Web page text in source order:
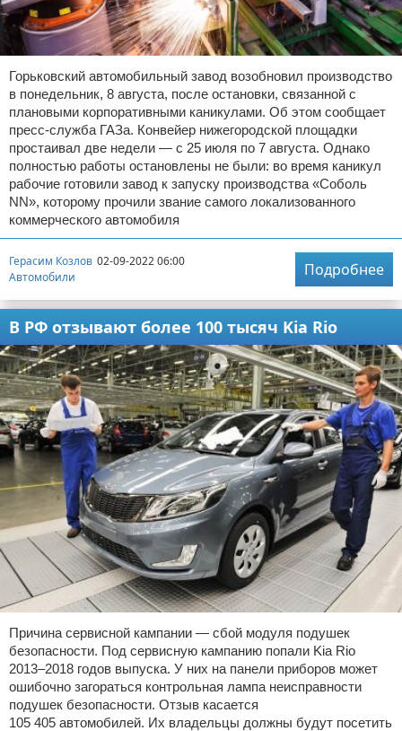
Горьковский автомобильный завод возобновил производство
в понедельник, 8 августа, после остановки, связанной с
плановыми корпоративными каникулами. Об этом сообщает
пресс-служба ГАЗа. Конвейер нижегородской площадки
простаивал две недели — с 25 июля по 7 августа. Однако
полностью работы остановлены не были: во время каникул
рабочие готовили завод к запуску производства «Соболь
NN», которому прочили звание самого локализованного
коммерческого автомобиля
Герасим Козлов 02-09-2022 06:00
Автомобили
Подробнее
В РФ отзывают более 100 тысяч Kia Rio
Причина сервисной кампании — сбой модуля подушек
безопасности. Под сервисную кампанию попали Kia Rio
2013–2018 годов выпуска. У них на панели приборов может
ошибочно загораться контрольная лампа неисправности
подушек безопасности. Отзыв касается
105 405 автомобилей. Их владельцы должны будут посетить